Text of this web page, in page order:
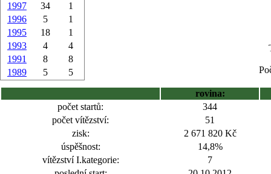
1997
34
1
1996
5
1
1995
18
1
1993
4
4
1991
8
8
1989
5 5
rovina:
počet startů:
344
počet vítězství:
51
zisk:
2 671 820 Kč
úspěšnost:
14,8%
vítězství I.kategorie:
7